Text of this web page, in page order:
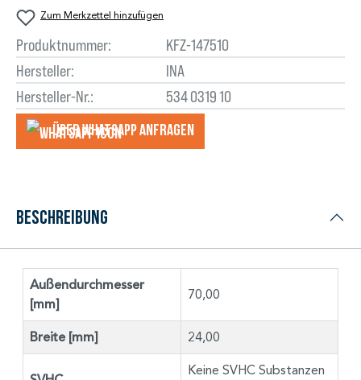
Zum Merkzettel hinzufügen
Produktnummer:
KFZ-147510
Hersteller:
INA
Hersteller-Nr.:
534 0319 10
Über WhatsApp anfragеn
Beschreibung
Außendurchmesser
[mm]
70,00
Breite [mm] 24,00
Keine SVHC Substanzen